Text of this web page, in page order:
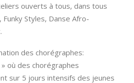
ouverts à tous, dans tous
Styles, Danse Afro-
des chorégraphes:
où des chorégraphes
sur 5 jours intensifs des jeunes